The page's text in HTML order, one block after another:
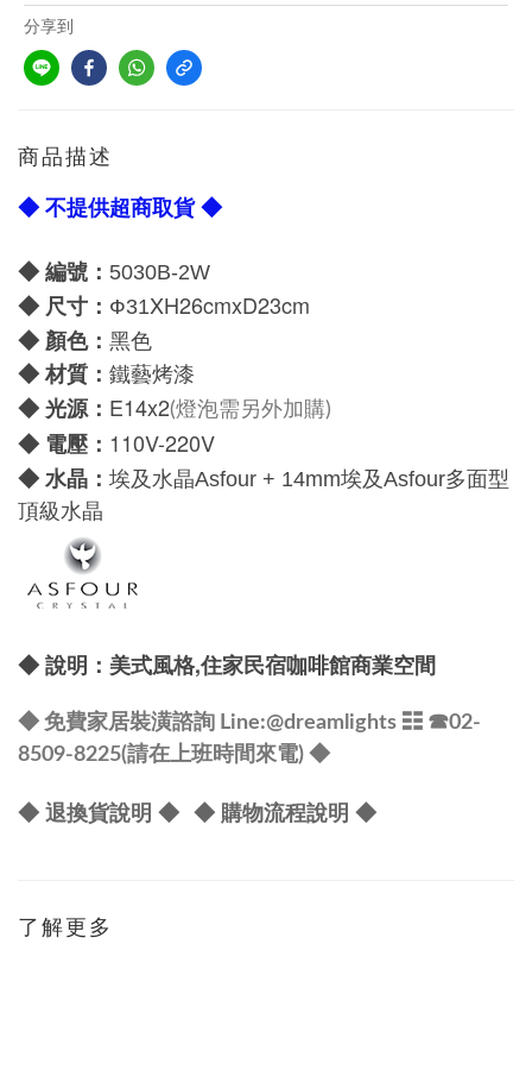
分享到
商品描述
◆ 不提供超商取貨 ◆
◆ 編號： 5030B-2W
◆ 尺寸： Ф31XH26cmxD23cm
◆ 顏色： 黑色
◆ 材質： 鐵藝烤漆
◆ 光源： E14x2(燈泡需另外加購)
◆ 電壓： 110V-220V
◆ 水晶： 埃及水晶Asfour + 14mm埃及Asfour多面型
頂級水晶
◆ 說明： 美式風格,住家民宿咖啡館商業空間
◆ 免費家居裝潢諮詢 Line:@dreamlights ☷ ☎02-
8509-8225(請在上班時間來電) ◆
◆ 退換貨說明 ◆ ◆ 購物流程說明 ◆
了解更多